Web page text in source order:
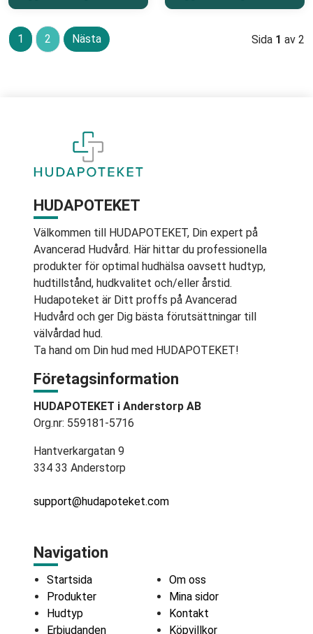
1 2 Nästa Sida 1 av 2
HUDAPOTEKET
Välkommen till HUDAPOTEKET, Din expert på
Avancerad Hudvård. Här hittar du professionella
produkter för optimal hudhälsa oavsett hudtyp,
hudtillstånd, hudkvalitet och/eller årstid.
Hudapoteket är Ditt proffs på Avancerad
Hudvård och ger Dig bästa förutsättningar till
välvårdad hud.
Ta hand om Din hud med HUDAPOTEKET!
Företagsinformation
HUDAPOTEKET i Anderstorp AB
Org.nr: 559181-5716
Hantverkargatan 9
334 33 Anderstorp
support@hudapoteket.com
Navigation
Startsida
Produkter
Hudtyp
Erbjudanden
Om oss
Mina sidor
Kontakt
Köpvillkor